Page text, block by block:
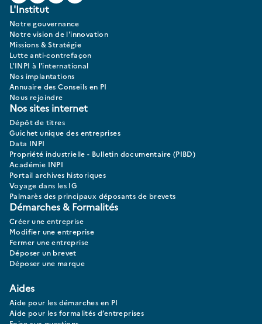
L'Institut
Notre gouvernance
Notre vision de l'innovation
Missions & Stratégie
Lutte anti-contrefaçon
L'INPI à l'international
Nos implantations
Annuaire des Conseils en PI
Nous rejoindre
Nos sites internet
Dépôt de titres
Guichet unique des entreprises
Data INPI
Propriété industrielle - Bulletin documentaire (PIBD)
Académie INPI
Portail archives historiques
Voyage dans les IG
Palmarès des principaux déposants de brevets
Démarches & Formalités
Créer une entreprise
Modifier une entreprise
Fermer une entreprise
Déposer un brevet
Déposer une marque
Aides
Aide pour les démarches en PI
Aide pour les formalités d’entreprises